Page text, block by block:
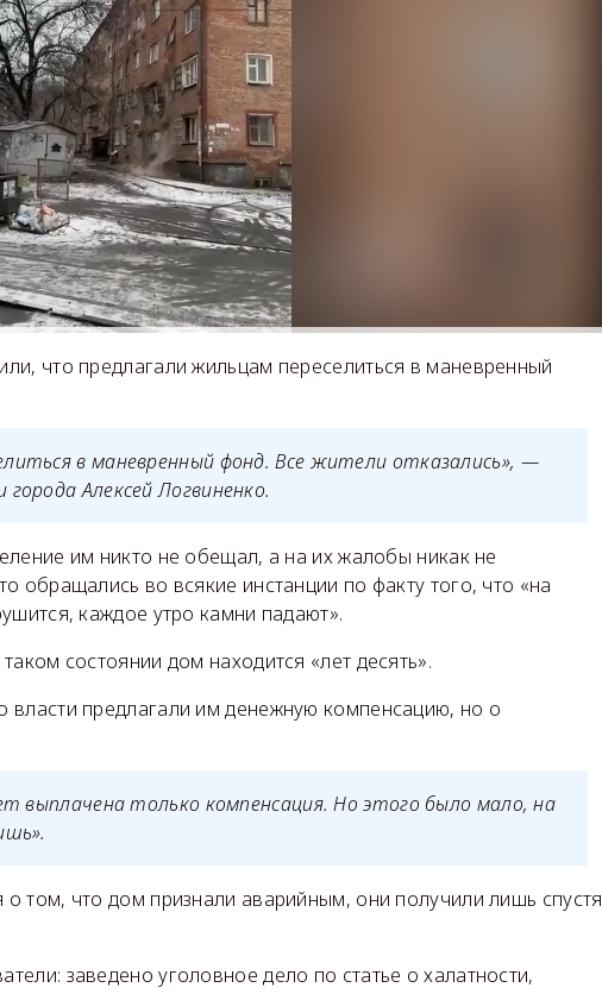
что предлагали жильцам переселиться в маневренный
в маневренный фонд. Все жители отказались», —
Алексей Логвиненко.
им никто не обещал, а на их жалобы никак не
обращались во всякие инстанции по факту того, что «на
каждое утро камни падают».
состоянии дом находится «лет десять».
власти предлагали им денежную компенсацию, но о
выплачена только компенсация. Но этого было мало, на
том, что дом признали аварийным, они получили лишь спустя
заведено уголовное дело по статье о халатности,